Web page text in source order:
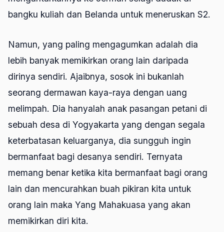
bangku kuliah dan Belanda untuk meneruskan S2.
Namun, yang paling mengagumkan adalah dia
lebih banyak memikirkan orang lain daripada
dirinya sendiri. Ajaibnya, sosok ini bukanlah
seorang dermawan kaya-raya dengan uang
melimpah. Dia hanyalah anak pasangan petani di
sebuah desa di Yogyakarta yang dengan segala
keterbatasan keluarganya, dia sungguh ingin
bermanfaat bagi desanya sendiri. Ternyata
memang benar ketika kita bermanfaat bagi orang
lain dan mencurahkan buah pikiran kita untuk
orang lain maka Yang Mahakuasa yang akan
memikirkan diri kita.